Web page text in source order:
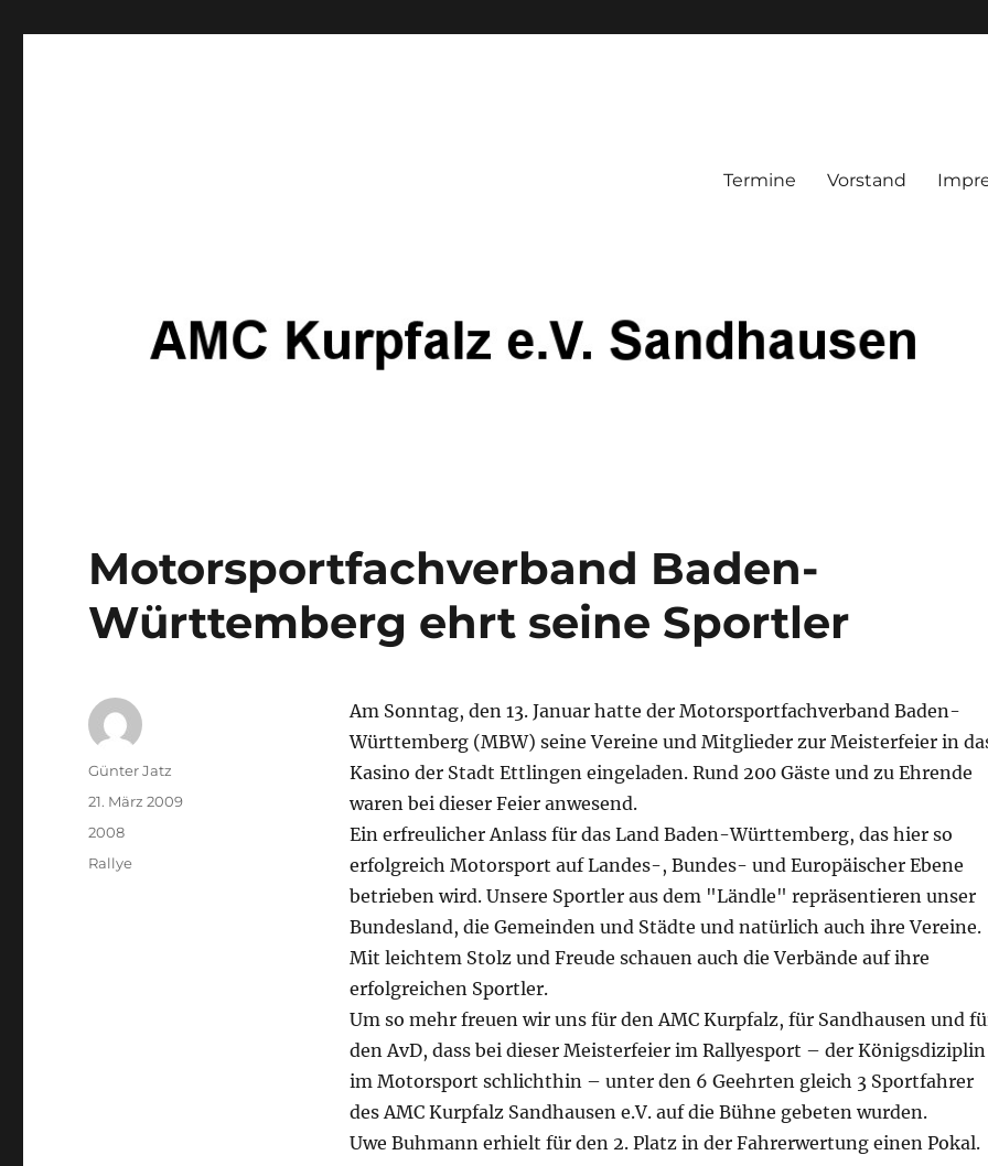
Termine Vorstand
Motorsportfachverband Baden-
Württemberg ehrt seine Sportler
Am Sonntag, den 13. Januar hatte der Motorsportfachverband Baden-
Württemberg (MBW) seine Vereine und Mitglieder zur Meisterfeier in
Kasino der Stadt Ettlingen eingeladen. Rund 200 Gäste und zu Ehrende
waren bei dieser Feier anwesend.
Ein erfreulicher Anlass für das Land Baden-Württemberg, das hier so
erfolgreich Motorsport auf Landes-, Bundes- und Europäischer Ebene
betrieben wird. Unsere Sportler aus dem "Ländle" repräsentieren unser
Bundesland, die Gemeinden und Städte und natürlich auch ihre Vereine.
Mit leichtem Stolz und Freude schauen auch die Verbände auf ihre
erfolgreichen Sportler.
Um so mehr freuen wir uns für den AMC Kurpfalz, für Sandhausen und
den AvD, dass bei dieser Meisterfeier im Rallyesport – der Königsdiziplin
im Motorsport schlichthin – unter den 6 Geehrten gleich 3 Sportfahrer
des AMC Kurpfalz Sandhausen e.V. auf die Bühne gebeten wurden.
Uwe Buhmann erhielt für den 2. Platz in der Fahrerwertung einen Pokal.
Autor
Günter Jatz
Veröffentlicht
21. März 2009
Kategorien
2008
Schlagwörter
Rallye